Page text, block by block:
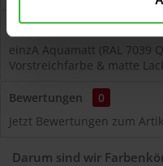
Beschreibung
einzA Aquamatt (RAL 7039
Vorstreichfarbe & matte
Bewertungen
0
Jetzt Bewertungen zum
Darum sind wir